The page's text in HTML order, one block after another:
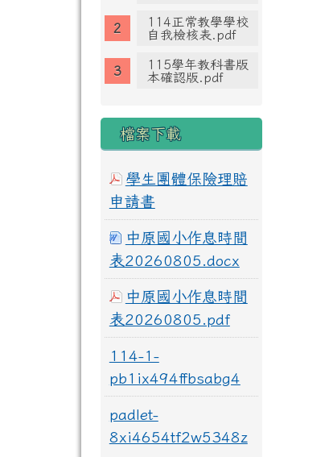
114正常教學學校
自我檢核表.pdf
115學年教科書版
本確認版.pdf
檔案下載
學生團體保險理賠
申請書
中原國小作息時間
表20260805.docx
中原國小作息時間
表20260805.pdf
114-1-
pb1ix494ffbsabg4
padlet-
8xi4654tf2w5348z